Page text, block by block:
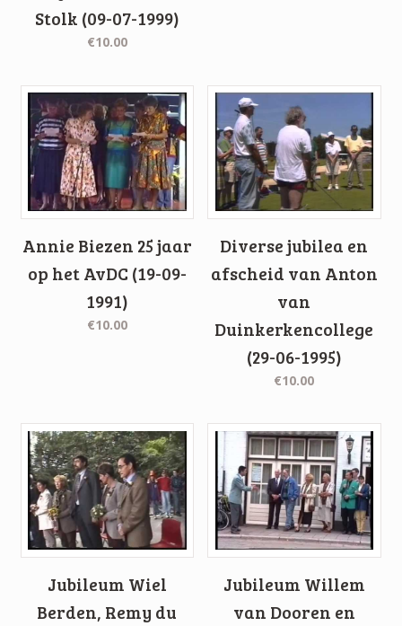
Stolk (09-07-1999)
€10.00
Annie Biezen 25 jaar
op het AvDC (19-09-
1991)
€10.00
Diverse jubilea en
afscheid van Anton
van
Duinkerkencollege
(29-06-1995)
€10.00
Jubileum Wiel
Berden, Remy du
Jubileum Willem
van Dooren en